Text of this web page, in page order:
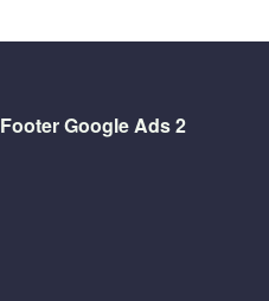
Footer Google Ads 2